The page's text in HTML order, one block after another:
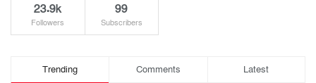
23.9k
Followers
99
Subscribers
Trending Comments Latest